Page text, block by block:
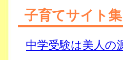
子育てサイト
中学受験は美人の